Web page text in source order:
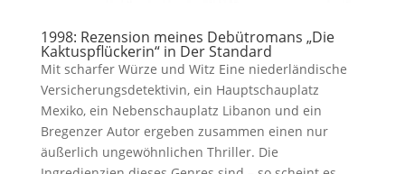
1998: Rezension meines Debütromans „Die
Kaktuspflückerin“ in Der Standard
Mit scharfer Würze und Witz Eine niederländische
Versicherungsdetektivin, ein Hauptschauplatz
Mexiko, ein Nebenschauplatz Libanon und ein
Bregenzer Autor ergeben zusammen einen nur
äußerlich ungewöhnlichen Thriller. Die